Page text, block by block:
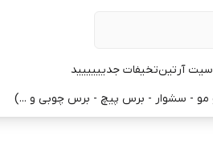
آرتینتخیفات جدیییییید
مو - سشوار - برس پیچ - برس چوبی و ...)